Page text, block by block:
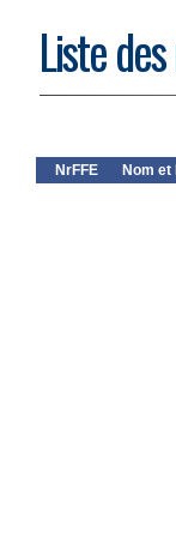
Liste
NrFFE Nom et